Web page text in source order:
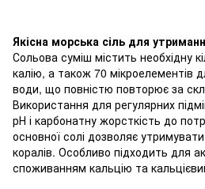
Якісна морська сіль для
Сольова суміш містить необхідну
калію, а також 70 мікроелементів
води, що повністю повторює за
Використання для регулярних
рН і карбонатну жорсткість до
основної солі дозволяє
коралів. Особливо підходить для
споживанням кальцію та